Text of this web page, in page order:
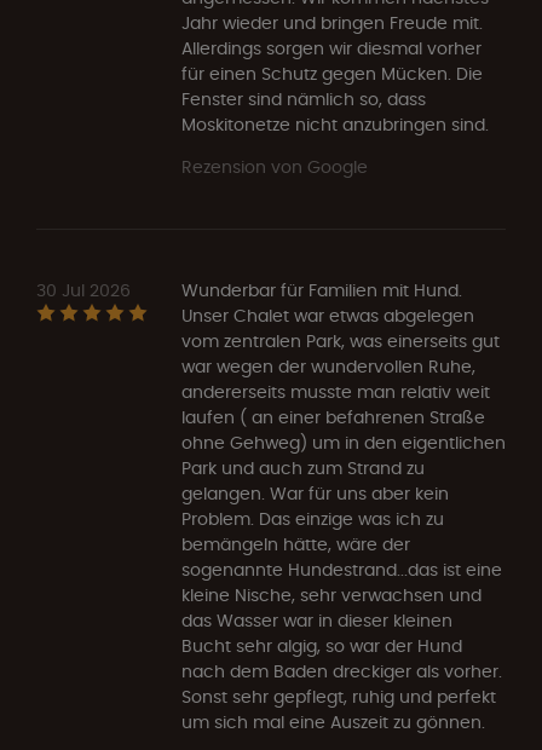
Jahr wieder und bringen Freude mit.
Allerdings sorgen wir diesmal vorher
für einen Schutz gegen Mücken. Die
Fenster sind nämlich so, dass
Moskitonetze nicht anzubringen sind.
Rezension von Google
30 Jul 2026
Wunderbar für Familien mit Hund.
Unser Chalet war etwas abgelegen
vom zentralen Park, was einerseits gut
war wegen der wundervollen Ruhe,
andererseits musste man relativ weit
laufen ( an einer befahrenen Straße
ohne Gehweg) um in den eigentlichen
Park und auch zum Strand zu
gelangen. War für uns aber kein
Problem. Das einzige was ich zu
bemängeln hätte, wäre der
sogenannte Hundestrand...das ist eine
kleine Nische, sehr verwachsen und
das Wasser war in dieser kleinen
Bucht sehr algig, so war der Hund
nach dem Baden dreckiger als vorher.
Sonst sehr gepflegt, ruhig und perfekt
um sich mal eine Auszeit zu gönnen.